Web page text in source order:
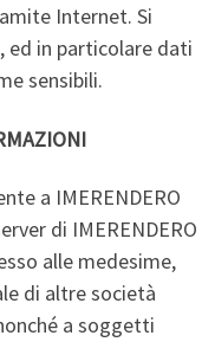
Internet. Si
ed in particolare dati
sensibili.
a IMERENDERO
di IMERENDERO
alle medesime,
di altre società
a soggetti